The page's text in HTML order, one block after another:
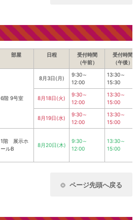
部屋 日程
受付時間
（午前）
受付時間
（午後）
6階 9号室
8月3日(月)
9:30～
12:00
13:30～
15:30
8月18日(火)
9:30～
12:00
13:30～
15:00
8月19日(水)
9:30～
12:00
13:30～
15:00
1階 展示ホ
ールB
8月20日(木)
9:30～
12:00
13:30～
15:00
ページ先頭へ戻る